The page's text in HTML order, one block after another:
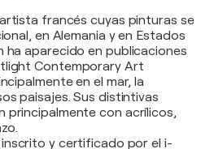
francés cuyas pinturas se
en Alemania y en Estados
ha aparecido en publicaciones
Contemporary Art
en el mar, la
paisajes. Sus distintivas
principalmente con acrílicos,
y certificado por el i-